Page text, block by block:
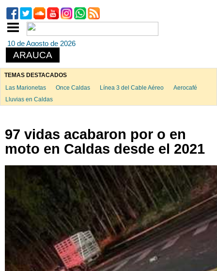
10 de Agosto de 2026
ARAUCA
TEMAS DESTACADOS
Las Marionetas
Once Caldas Línea 3 del Cable Aéreo
Aerocafé
Lluvias en Caldas
97 vidas acabaron por o en
moto en Caldas desde el 2021